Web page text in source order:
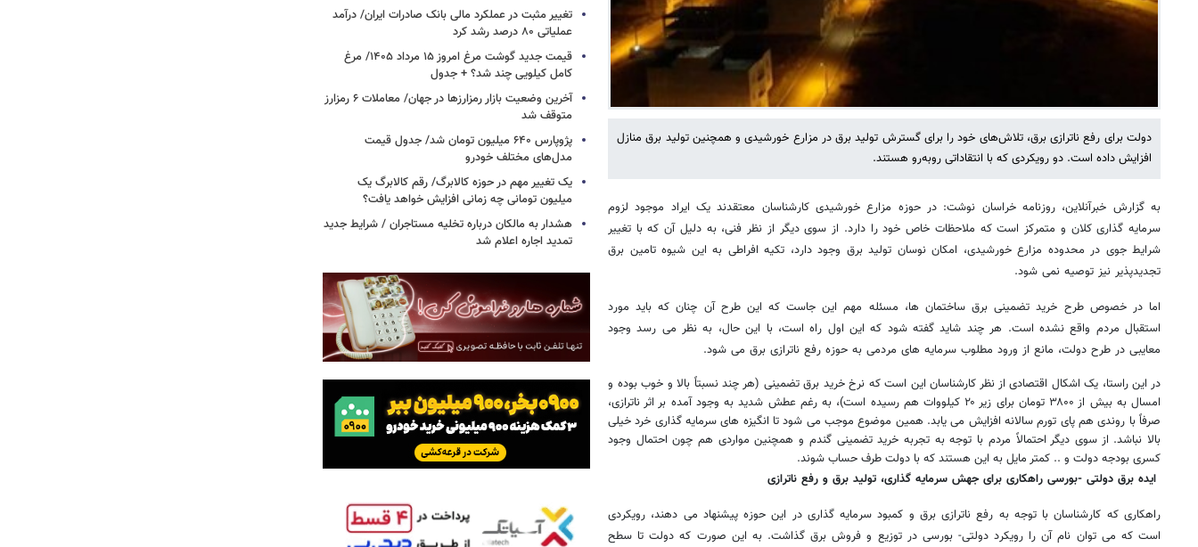
دولت برای رفع ناترازی برق، تلاش‌های خود را برای گسترش تولید برق در مزارع خورشیدی و همچنین تولید برق منازل
افزایش داده است. دو رویکردی که با انتقاداتی روبه‌رو هستند.
به گزارش خبرآنلاین، روزنامه خراسان نوشت: در حوزه مزارع خورشیدی کارشناسان معتقدند یک ایراد موجود لزوم
سرمایه گذاری کلان و متمرکز است که ملاحظات خاص خود را دارد. از سوی دیگر از نظر فنی، به دلیل آن که با تغییر
شرایط جوی در محدوده مزارع خورشیدی، امکان نوسان تولید برق وجود دارد، تکیه افراطی به این شیوه تامین برق
تجدیدپذیر نیز توصیه نمی شود.
اما در خصوص طرح خرید تضمینی برق ساختمان ها، مسئله مهم این جاست که این طرح آن چنان که باید مورد
استقبال مردم واقع نشده است. هر چند شاید گفته شود که این اول راه است، با این حال، به نظر می رسد وجود
معایبی در طرح دولت، مانع از ورود مطلوب سرمایه های مردمی به حوزه رفع ناترازی برق می شود.
در این راستا، یک اشکال اقتصادی از نظر کارشناسان این است که نرخ خرید برق تضمینی (هر چند نسبتاً بالا و خوب بوده و
امسال به بیش از ۳۸۰۰ تومان برای زیر ۲۰ کیلووات هم رسیده است)، به رغم عطش شدید به وجود آمده بر اثر ناترازی،
صرفاً با روندی هم پای تورم سالانه افزایش می یابد. همین موضوع موجب می شود تا انگیزه های سرمایه گذاری خرد خیلی
بالا نباشد. از سوی دیگر احتمالاً مردم با توجه به تجربه خرید تضمینی گندم و همچنین مواردی هم چون احتمال وجود
کسری بودجه دولت و .. کمتر مایل به این هستند که با دولت طرف حساب شوند.
ایده برق دولتی -بورسی راهکاری برای جهش سرمایه گذاری، تولید برق و رفع ناترازی
راهکاری که کارشناسان با توجه به رفع ناترازی برق و کمبود سرمایه گذاری در این حوزه پیشنهاد می دهند، رویکردی
است که می توان نام آن را رویکرد دولتی- بورسی در توزیع و فروش برق گذاشت. به این صورت که دولت تا سطح
تغییر مثبت در عملکرد مالی بانک صادرات ایران/ درآمد
عملیاتی ۸۰ درصد رشد کرد
قیمت جدید گوشت مرغ امروز ۱۵ مرداد ۱۴۰۵/ مرغ
کامل کیلویی چند شد؟ + جدول
آخرین وضعیت بازار رمزارزها در جهان/ معاملات ۶ رمزارز
متوقف شد
پژوپارس ۶۴۰ میلیون تومان شد/ جدول قیمت
مدل‌های مختلف خودرو
یک تغییر مهم در حوزه کالابرگ/ رقم کالابرگ یک
میلیون تومانی چه زمانی افزایش خواهد یافت؟
هشدار به مالکان درباره تخلیه مستاجران / شرایط جدید
تمدید اجاره اعلام شد